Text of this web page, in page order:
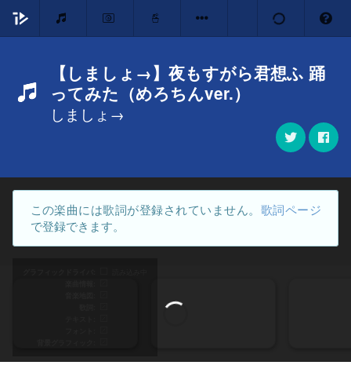
【しましょ→】夜もすがら君想ふ 踊
ってみた（めろちんver.）
しましょ→
この楽曲には歌詞が登録されていません。 歌詞ページ
で登録できます。